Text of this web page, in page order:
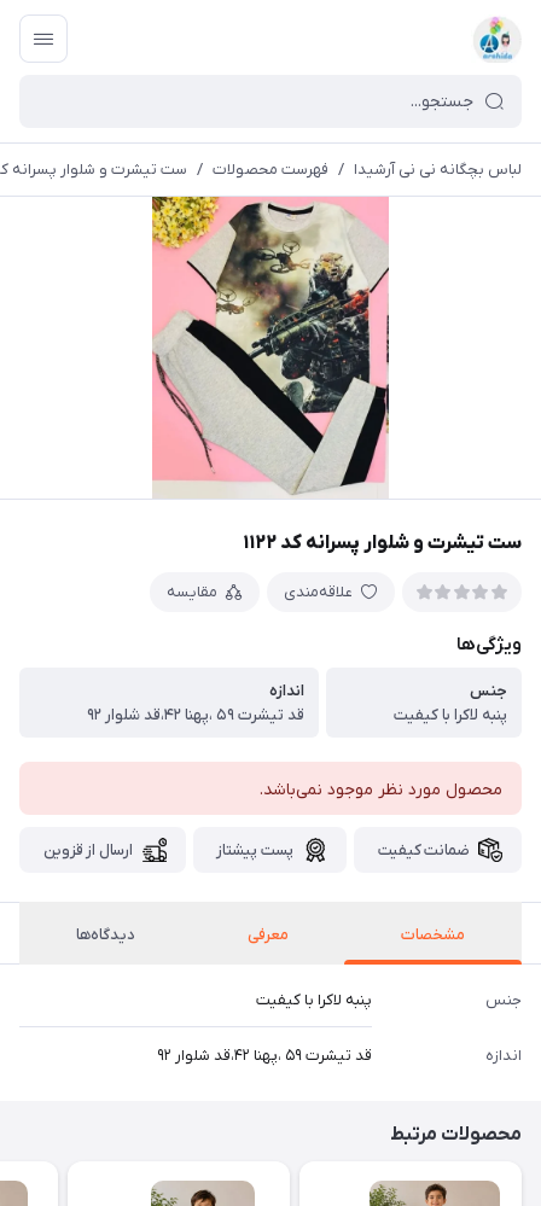
لباس بچگانه نی نی آرشیدا / فهرست محصولات / ست تیشرت و شلوار پسرانه کد
ست تیشرت و شلوار پسرانه کد ۱۱۲۲
علاقه‌مندی مقایسه
ویژگی‌ها
جنس
پنبه لاکرا با کیفیت
اندازه
قد تیشرت ۵۹ ،پهنا ۴۲،قد شلوار ۹۲
محصول مورد نظر موجود نمی‌باشد.
ضمانت کیفیت پست پیشتاز ارسال از قزوین
مشخصات معرفی دیدگاه‌ها
جنس پنبه لاکرا با کیفیت
اندازه قد تیشرت ۵۹ ،پهنا ۴۲،قد شلوار ۹۲
محصولات مرتبط